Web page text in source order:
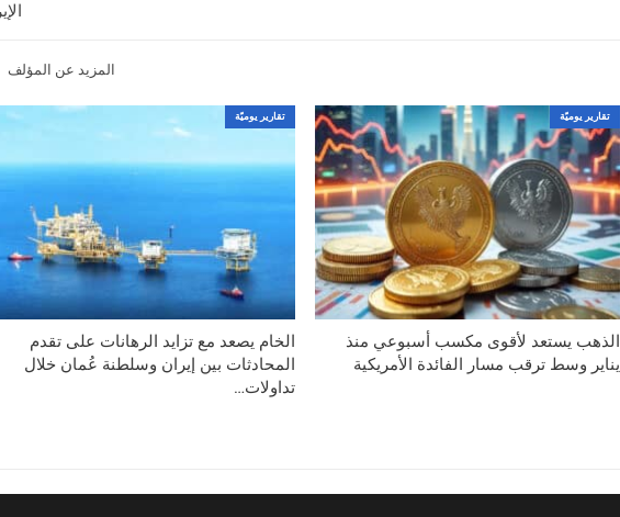
المزيد عن المؤلف
تقارير يوميّة
الذهب يستعد لأقوى مكسب أسبوعي منذ
يناير وسط ترقب مسار الفائدة الأمريكية
تقارير يوميّة
الخام يصعد مع تزايد الرهانات على تقدم
المحادثات بين إيران وسلطنة عُمان خلال
تداولات…